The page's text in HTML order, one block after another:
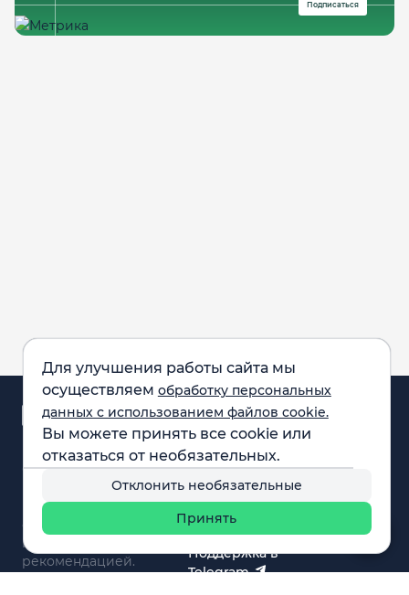
Для улучшения работы сайта мы
осуществляем обработку персональных
данных с использованием файлов cookie.
Вы можете принять все cookie или
отказаться от необязательных.
Отклонить необязательные
Принять
Подписаться
Обращаем внимание:
все материалы,
представленные на
сайте, не являются
инвестиционной
рекомендацией.
Аналитика и
новости
Карта рынка
Компании
F.A.Q.
Обучение
Вебинары
О нас
Поддержка в
Telegram